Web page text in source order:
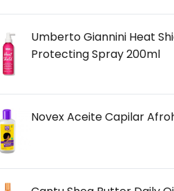
Umberto Giannini Heat
Protecting Spray 200ml
Novex Aceite Capilar